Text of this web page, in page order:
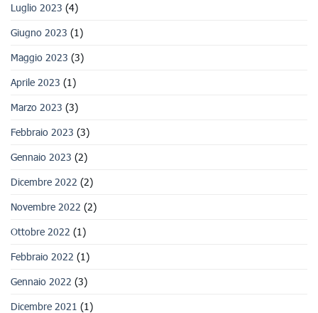
Luglio 2023 (4)
Giugno 2023 (1)
Maggio 2023 (3)
Aprile 2023 (1)
Marzo 2023 (3)
Febbraio 2023 (3)
Gennaio 2023 (2)
Dicembre 2022 (2)
Novembre 2022 (2)
Ottobre 2022 (1)
Febbraio 2022 (1)
Gennaio 2022 (3)
Dicembre 2021 (1)